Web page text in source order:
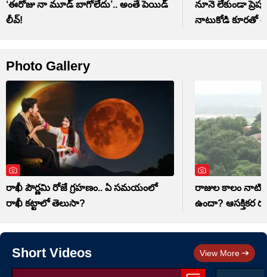
‘ఈరోజు నా మూడ్ బాగోలేదు’.. అంతే పెయిడ్
లీవ్!
నూనె లేకుండా
నాటుకోడి కూరతో
Photo Gallery
రాఖీ పౌర్ణమి రోజే గ్రహణం.. ఏ సమయంలో
రాఖీ కట్టాలో తెలుసా?
రాజుల కాలం నాటి
ఉందా? ఆసక్తికర
Short Videos View More